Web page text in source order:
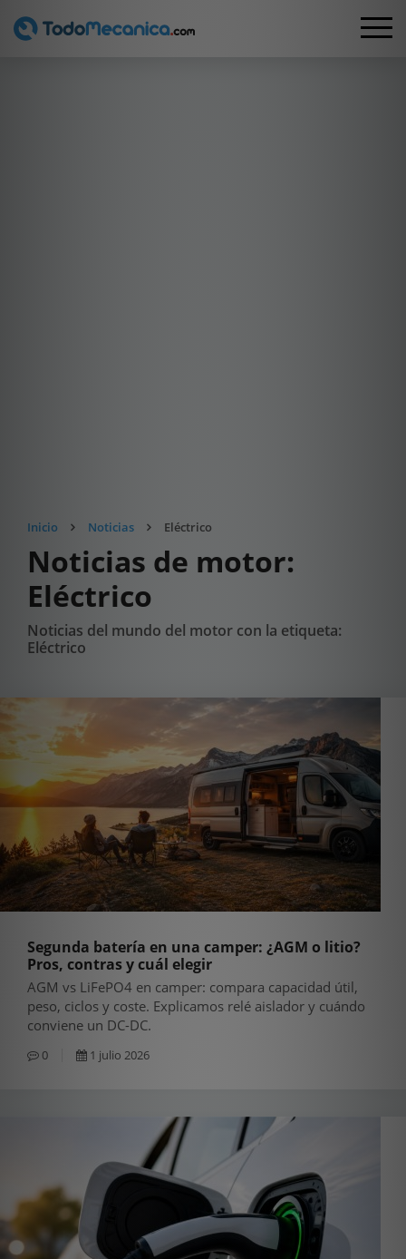
Inicio Noticias Eléctrico
Noticias de motor:
Eléctrico
Noticias del mundo del motor con la etiqueta:
Eléctrico
Segunda batería en una camper: ¿AGM o litio?
Pros, contras y cuál elegir
AGM vs LiFePO4 en camper: compara capacidad útil,
peso, ciclos y coste. Explicamos relé aislador y cuándo
conviene un DC-DC.
0 1 julio 2026